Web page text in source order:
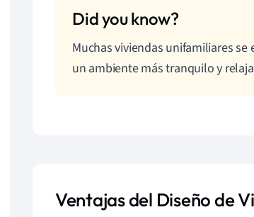
Muchas viviendas unifamiliares
un ambiente más tranquilo y
Ventajas del Diseño de